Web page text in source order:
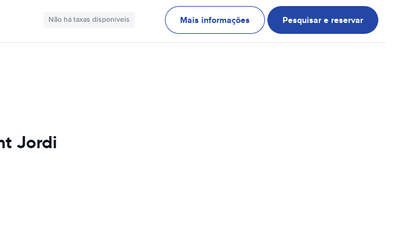
Não há taxas disponíveis Mais informações Pesquisar e reservar
Jordi